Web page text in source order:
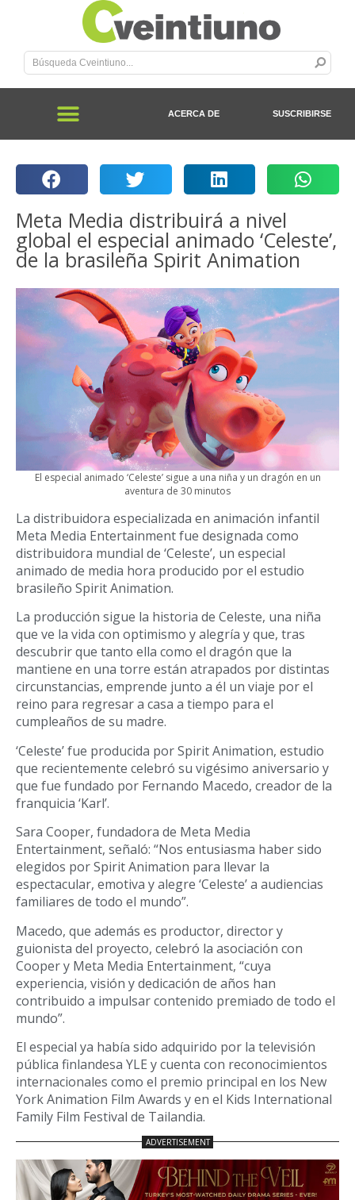
ACERCA DE SUSCRIBIRSE
Meta Media distribuirá a nivel
global el especial animado ‘Celeste’,
de la brasileña Spirit Animation
El especial animado ‘Celeste’ sigue a una niña y un dragón en un
aventura de 30 minutos
La distribuidora especializada en animación infantil
Meta Media Entertainment fue designada como
distribuidora mundial de ‘Celeste’, un especial
animado de media hora producido por el estudio
brasileño Spirit Animation.
La producción sigue la historia de Celeste, una niña
que ve la vida con optimismo y alegría y que, tras
descubrir que tanto ella como el dragón que la
mantiene en una torre están atrapados por distintas
circunstancias, emprende junto a él un viaje por el
reino para regresar a casa a tiempo para el
cumpleaños de su madre.
‘Celeste’ fue producida por Spirit Animation, estudio
que recientemente celebró su vigésimo aniversario y
que fue fundado por Fernando Macedo, creador de la
franquicia ‘Karl’.
Sara Cooper, fundadora de Meta Media
Entertainment, señaló: “Nos entusiasma haber sido
elegidos por Spirit Animation para llevar la
espectacular, emotiva y alegre ‘Celeste’ a audiencias
familiares de todo el mundo”.
Macedo, que además es productor, director y
guionista del proyecto, celebró la asociación con
Cooper y Meta Media Entertainment, “cuya
experiencia, visión y dedicación de años han
contribuido a impulsar contenido premiado de todo el
mundo”.
El especial ya había sido adquirido por la televisión
pública finlandesa YLE y cuenta con reconocimientos
internacionales como el premio principal en los New
York Animation Film Awards y en el Kids International
Family Film Festival de Tailandia.